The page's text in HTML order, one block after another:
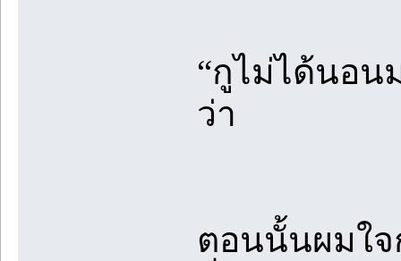
“กูไม่ได้นอน
ว่า
ตอนนั้นผมใจ